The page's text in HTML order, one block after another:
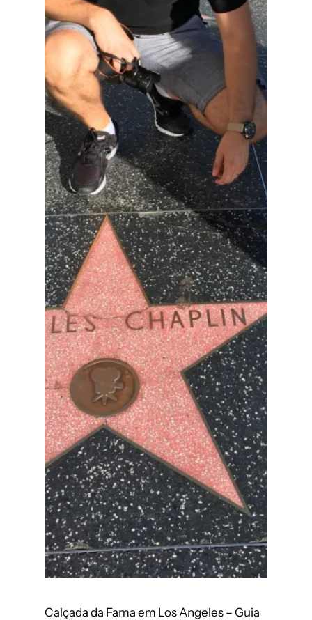
Calçada da Fama em Los Angeles – Guia